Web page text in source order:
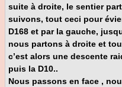
suite à droite, le sentier
suivons, tout ceci pour
D168 et par la gauche,
nous partons à droite et
c’est alors une descente
puis la D10..
Nous passons en face ,